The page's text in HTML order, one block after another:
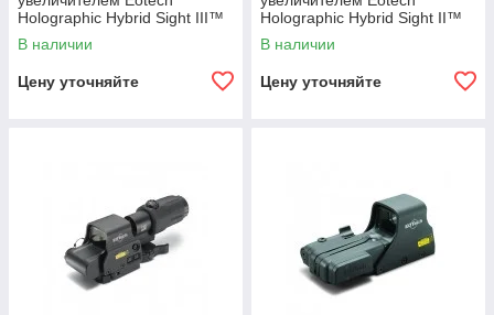
Holographic Hybrid Sight III™
518.2 with G33.STS Magnifier
В наличии
Цену уточняйте
Holographic Hybrid Sight II™
EXPS2-2 with G33.STS
Magnifier
В наличии
Цену уточняйте